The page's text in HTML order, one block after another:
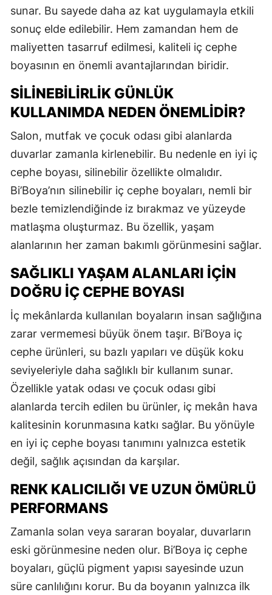
sunar. Bu sayede daha az kat uygulamayla etkili
sonuç elde edilebilir. Hem zamandan hem de
maliyetten tasarruf edilmesi, kaliteli iç cephe
boyasının en önemli avantajlarından biridir.
SILINEBILIRLIK GÜNLÜK
KULLANIMDA NEDEN ÖNEMLIDIR?
Salon, mutfak ve çocuk odası gibi alanlarda
duvarlar zamanla kirlenebilir. Bu nedenle en iyi iç
cephe boyası, silinebilir özellikte olmalıdır.
Bi’Boya’nın silinebilir iç cephe boyaları, nemli bir
bezle temizlendiğinde iz bırakmaz ve yüzeyde
matlaşma oluşturmaz. Bu özellik, yaşam
alanlarının her zaman bakımlı görünmesini sağlar.
SAĞLIKLI YAŞAM ALANLARI İÇIN
DOĞRU İÇ CEPHE BOYASI
İç mekânlarda kullanılan boyaların insan sağlığına
zarar vermemesi büyük önem taşır. Bi’Boya iç
cephe ürünleri, su bazlı yapıları ve düşük koku
seviyeleriyle daha sağlıklı bir kullanım sunar.
Özellikle yatak odası ve çocuk odası gibi
alanlarda tercih edilen bu ürünler, iç mekân hava
kalitesinin korunmasına katkı sağlar. Bu yönüyle
en iyi iç cephe boyası tanımını yalnızca estetik
değil, sağlık açısından da karşılar.
RENK KALICILIĞI VE UZUN ÖMÜRLÜ
PERFORMANS
Zamanla solan veya sararan boyalar, duvarların
eski görünmesine neden olur. Bi’Boya iç cephe
boyaları, güçlü pigment yapısı sayesinde uzun
süre canlılığını korur. Bu da boyanın yalnızca ilk